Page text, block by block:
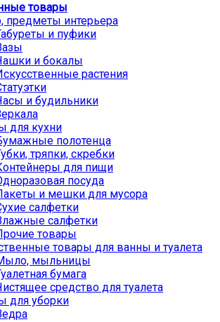
товары
предметы интерьера
и пуфики
и бокалы
растения
и будильники
для кухни
полотенца
тряпки, скребки
для пищи
посуда
и мешки для мусора
салфетки
салфетки
товары
товары для ванны и туалета
мыльницы
бумага
средство для туалета
для уборки